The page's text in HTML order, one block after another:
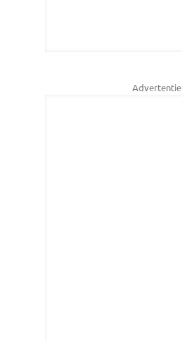
Advertentie